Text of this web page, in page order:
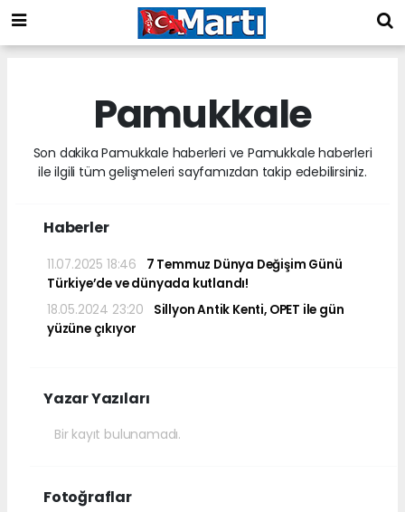
Pamukkale
Son dakika Pamukkale haberleri ve Pamukkale haberleri
ile ilgili tüm gelişmeleri sayfamızdan takip edebilirsiniz.
Haberler
11.07.2025 18:46
7 Temmuz Dünya Değişim Günü
Türkiye’de ve dünyada kutlandı!
18.05.2024 23:20
Sillyon Antik Kenti, OPET ile gün
yüzüne çıkıyor
Yazar Yazıları
Bir kayıt bulunamadı.
Fotoğraflar